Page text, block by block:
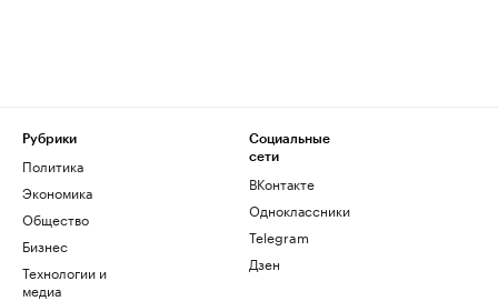
Рубрики
Политика
Экономика
Общество
Бизнес
Технологии и
медиа
Социальные
сети
ВКонтакте
Одноклассники
Telegram
Дзен